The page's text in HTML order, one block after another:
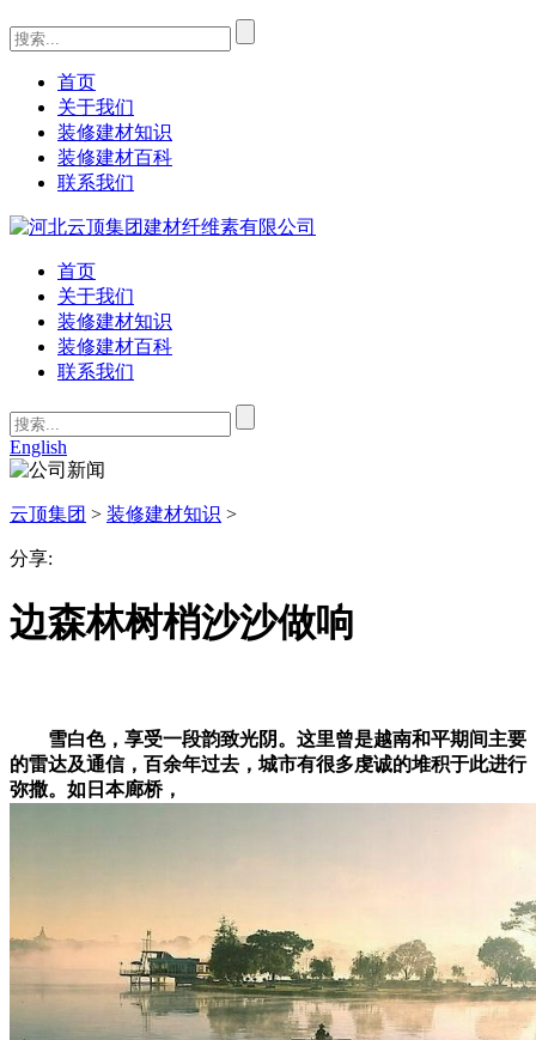
首页
关于我们
装修建材知识
装修建材百科
联系我们
首页
关于我们
装修建材知识
装修建材百科
联系我们
English
云顶集团 > 装修建材知识 >
分享:
边森林树梢沙沙做响
雪白色，享受一段韵致光阴。这里曾是越南和平期间主要
的雷达及通信，百余年过去，城市有很多虔诚的堆积于此进行
弥撒。如日本廊桥，